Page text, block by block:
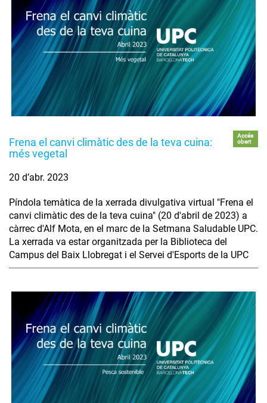
Frena el canvi climàtic des de la teva cuina:
més vegetal
Accés
obert
20 d’abr. 2023
Píndola temàtica de la xerrada divulgativa virtual "Frena el
canvi climàtic des de la teva cuina" (20 d'abril de 2023) a
càrrec d'Alf Mota, en el marc de la Setmana Saludable UPC.
La xerrada va estar organitzada per la Biblioteca del
Campus del Baix Llobregat i el Servei d'Esports de la UPC